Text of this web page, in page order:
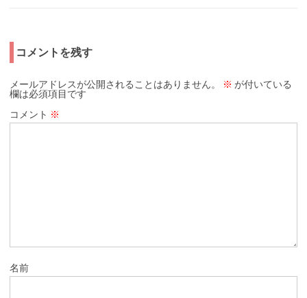
コメントを残す
メールアドレスが公開されることはありません。 ※ が付いている
欄は必須項目です
コメント ※
名前